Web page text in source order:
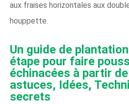
aux fraises horizontales aux
houppette.
Un guide de
étape pour faire
échinacées à partir
astuces, Idées,
secrets